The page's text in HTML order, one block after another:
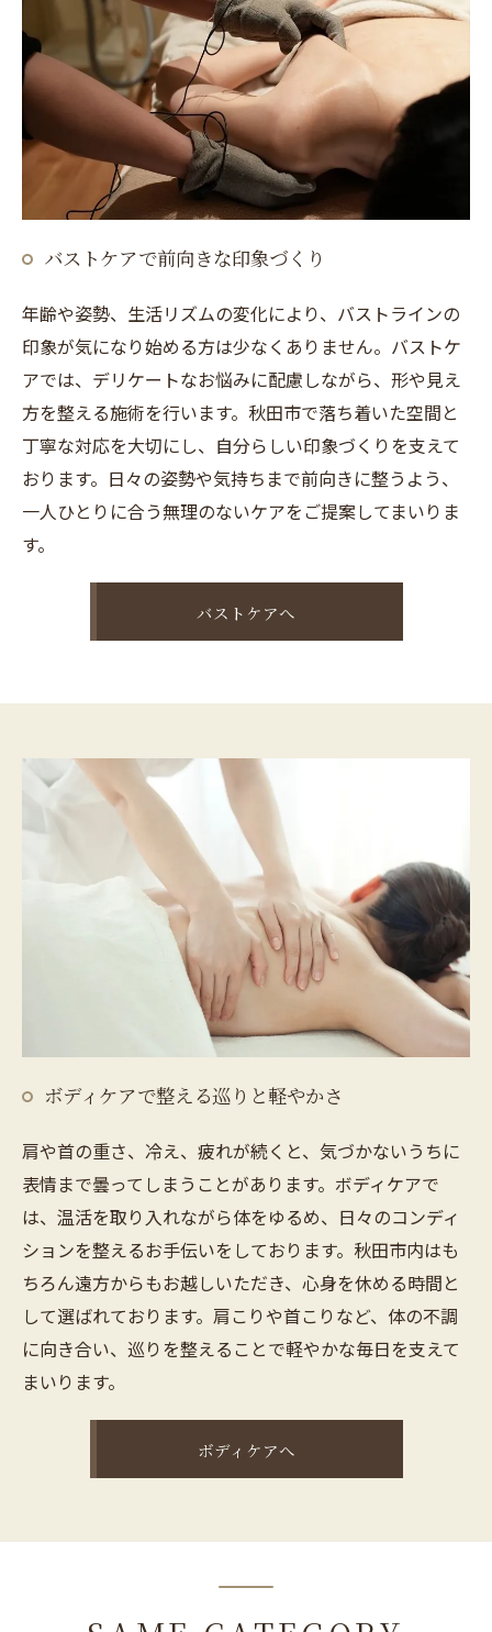
バストケアで前向きな印象づくり
年齢や姿勢、生活リズムの変化により、バストラインの
印象が気になり始める方は少なくありません。バストケ
アでは、デリケートなお悩みに配慮しながら、形や見え
方を整える施術を行います。秋田市で落ち着いた空間と
丁寧な対応を大切にし、自分らしい印象づくりを支えて
おります。日々の姿勢や気持ちまで前向きに整うよう、
一人ひとりに合う無理のないケアをご提案してまいりま
す。
バストケアへ
ボディケアで整える巡りと軽やかさ
肩や首の重さ、冷え、疲れが続くと、気づかないうちに
表情まで曇ってしまうことがあります。ボディケアで
は、温活を取り入れながら体をゆるめ、日々のコンディ
ションを整えるお手伝いをしております。秋田市内はも
ちろん遠方からもお越しいただき、心身を休める時間と
して選ばれております。肩こりや首こりなど、体の不調
に向き合い、巡りを整えることで軽やかな毎日を支えて
まいります。
ボディケアへ